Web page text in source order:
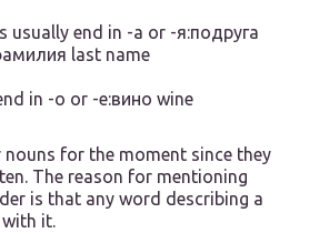
usually end in -a or -я:подруга
last name
in -o or -e:вино wine
nouns for the moment since they
The reason for mentioning
is that any word describing a
with it.